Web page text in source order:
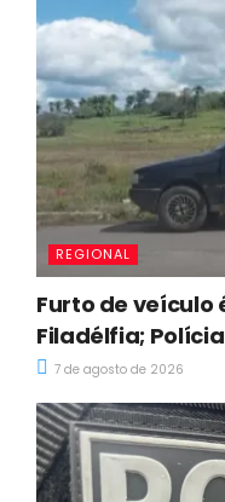
REGIONAL
Furto de veículo
Filadélfia;
7 de agosto de 2026